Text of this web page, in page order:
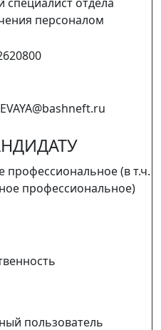
персоналом
профессиональное (в т.ч.
профессиональное)
пользователь